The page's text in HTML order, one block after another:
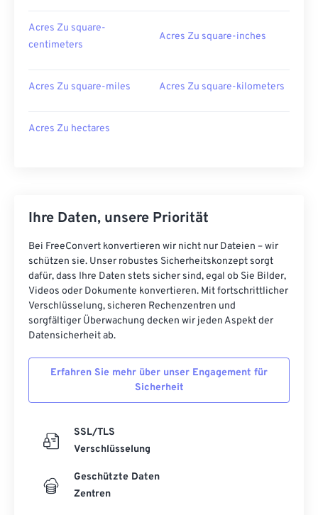
Acres Zu square-
centimeters
Acres Zu square-inches
Acres Zu square-miles Acres Zu square-kilometers
Acres Zu hectares
Ihre Daten, unsere Priorität
Bei FreeConvert konvertieren wir nicht nur Dateien – wir
schützen sie. Unser robustes Sicherheitskonzept sorgt
dafür, dass Ihre Daten stets sicher sind, egal ob Sie Bilder,
Videos oder Dokumente konvertieren. Mit fortschrittlicher
Verschlüsselung, sicheren Rechenzentren und
sorgfältiger Überwachung decken wir jeden Aspekt der
Datensicherheit ab.
Erfahren Sie mehr über unser Engagement für
Sicherheit
SSL/TLS
Verschlüsselung
Geschützte Daten
Zentren